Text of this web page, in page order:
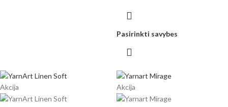
Pasirinkti savybes
Akcija Akcija